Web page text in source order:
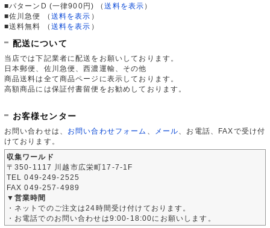
■パターンD (一律900円) （送料を表示 ）
■佐川急便
（ 送料を表示 ）
■送料無料
（ 送料を表示 ）
配送について
当店では下記業者に配送をお願いしております。
日本郵便、佐川急便、西濃運輸、その他
商品送料は全て商品ページに表示しております。
高額商品には保証付書留便をお勧めしております。
お客様センター
お問い合わせは、 お問い合わせフォーム メール 、お電話、FAXで受け付
けております。
収集ワールド
〒350-1117 川越市広栄町17-7-1F
TEL 049-249-2525
FAX 049-257-4989
▼営業時間
・ネットでのご注文は24時間受け付けております。
・お電話でのお問い合わせは9:00-18:00にお願いします。